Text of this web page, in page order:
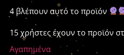
4 βλέπουν αυτό το προϊόν
15 χρήστες έχουν το προϊόν
Αγαπημένα